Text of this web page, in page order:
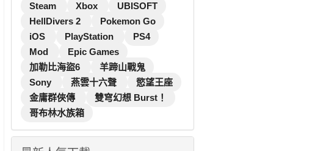
Steam
Xbox
UBISOFT
HellDivers 2
Pokemon Go
iOS
PlayStation
PS4
Mod
Epic Games
加勒比海盜6
羊蹄山戰鬼
Sony
燕雲十六聲
慾望王座
金庸群俠傳
雙穹幻想 Burst！
哥布林水族箱